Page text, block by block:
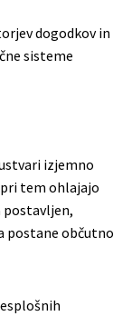
dogodkov in
sisteme
izjemno
tem ohlajajo
postavljen,
postane občutno